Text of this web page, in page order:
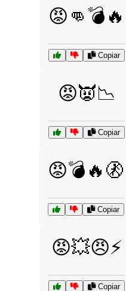
😡👊💣🔥
Copiar
😡👿📉
Copiar
😡💣🔥🚷
Copiar
😡💥😠⚡
Copiar